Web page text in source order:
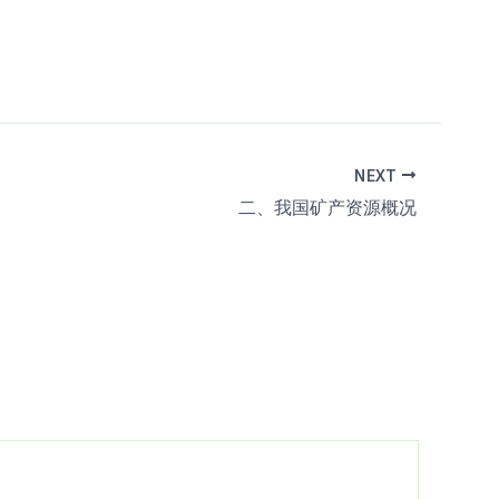
NEXT
二、我国矿产资源概况